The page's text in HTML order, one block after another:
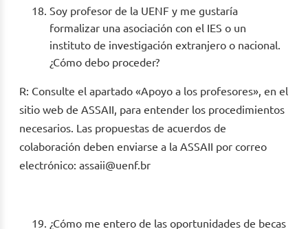
Soy profesor de la UENF y me gustaría
formalizar una asociación con el IES o un
instituto de investigación extranjero o nacional.
¿Cómo debo proceder?
R: Consulte el apartado «Apoyo a los profesores», en el
sitio web de ASSAII, para entender los procedimientos
necesarios. Las propuestas de acuerdos de
colaboración deben enviarse a la ASSAII por correo
electrónico: assaii@uenf.br
¿Cómo me entero de las oportunidades de becas